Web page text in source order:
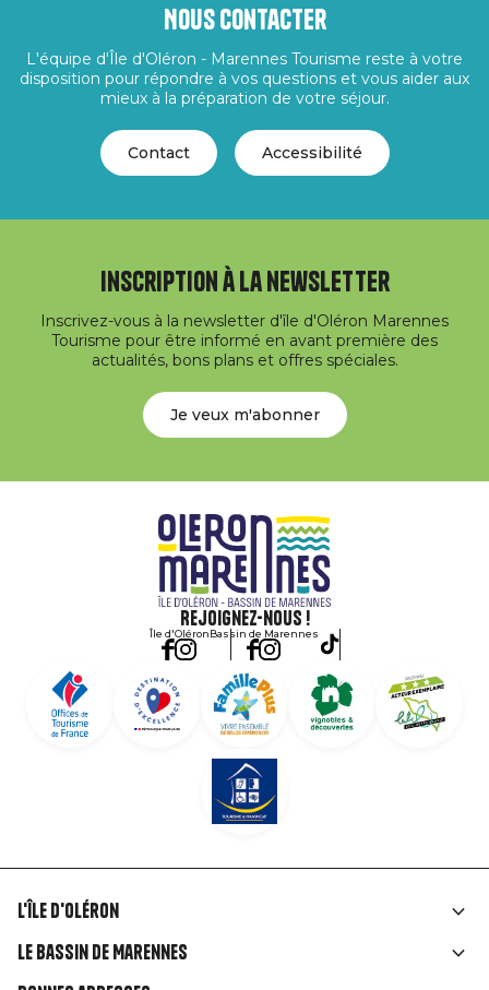
Nous contacter
L'équipe d'Île d'Oléron - Marennes Tourisme reste à votre
disposition pour répondre à vos questions et vous aider aux
mieux à la préparation de votre séjour.
Contact Accessibilité
Inscription à la newsletter
Inscrivez-vous à la newsletter d'île d'Oléron Marennes
Tourisme pour être informé en avant première des
actualités, bons plans et offres spéciales.
Je veux m'abonner
Rejoignez-nous !
Île d'OléronBassin de Marennes
Liens
rubriques
L'île d'Oléron
Le Bassin de Marennes